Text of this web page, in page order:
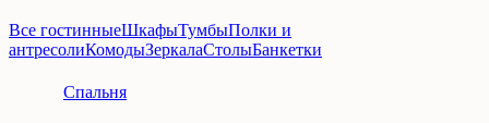
Все гостинныеШкафыТумбыПолки и
антресолиКомодыЗеркалаСтолыБанкетки
Спальня